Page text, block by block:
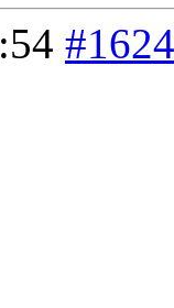
#1624